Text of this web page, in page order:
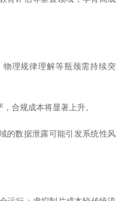
理规律理解等瓶颈需持续突
合规成本将显著上升。
的数据泄露可能引发系统性风